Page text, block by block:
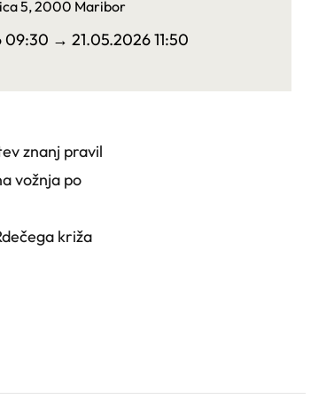
5, 2000 Maribor
09:30 → 21.05.2026 11:50
znanj pravil
vožnja po
križa